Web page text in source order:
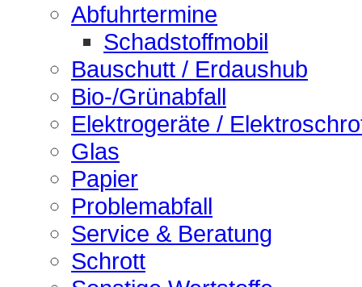
Abfuhrtermine
Schadstoffmobil
Bauschutt / Erdaushub
Bio-/Grünabfall
Elektrogeräte /
Glas
Papier
Problemabfall
Service & Beratung
Schrott